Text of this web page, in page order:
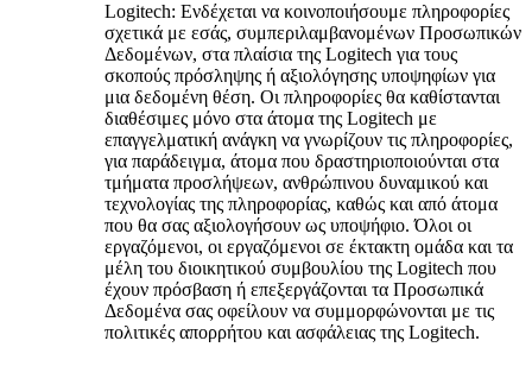
Logitech: Ενδέχεται να κοινοποιήσουμε πληροφορίες
σχετικά με εσάς, συμπεριλαμβανομένων Προσωπικών
Δεδομένων, στα πλαίσια της Logitech για τους
σκοπούς πρόσληψης ή αξιολόγησης υποψηφίων για
μια δεδομένη θέση. Οι πληροφορίες θα καθίστανται
διαθέσιμες μόνο στα άτομα της Logitech με
επαγγελματική ανάγκη να γνωρίζουν τις πληροφορίες,
για παράδειγμα, άτομα που δραστηριοποιούνται στα
τμήματα προσλήψεων, ανθρώπινου δυναμικού και
τεχνολογίας της πληροφορίας, καθώς και από άτομα
που θα σας αξιολογήσουν ως υποψήφιο. Όλοι οι
εργαζόμενοι, οι εργαζόμενοι σε έκτακτη ομάδα και τα
μέλη του διοικητικού συμβουλίου της Logitech που
έχουν πρόσβαση ή επεξεργάζονται τα Προσωπικά
Δεδομένα σας οφείλουν να συμμορφώνονται με τις
πολιτικές απορρήτου και ασφάλειας της Logitech.